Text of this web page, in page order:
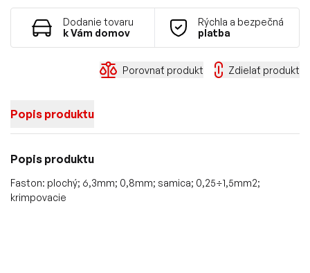
Dodanie tovaru
k Vám domov
Rýchla a bezpečná
platba
Porovnať produkt Zdielať produkt
Popis produktu
Popis produktu
Faston: plochý; 6,3mm; 0,8mm; samica; 0,25÷1,5mm2;
krimpovacie